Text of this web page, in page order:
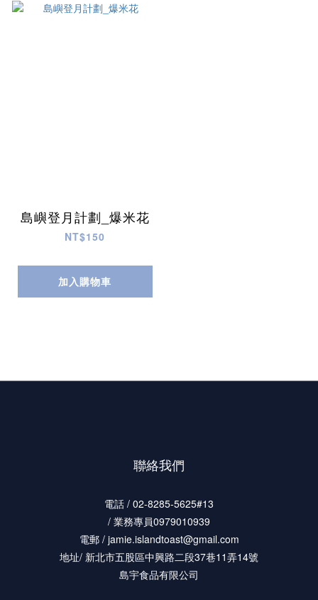
島嶼登月計劃_爆米花
NT$150
加入購物車
聯絡我們
電話 / 02-8285-5625#13
/ 業務專員0979010939
電郵 / jamie.islandtoast@gmail.com
地址/ 新北市五股區中興路二段37巷11弄14號
島宇食品有限公司